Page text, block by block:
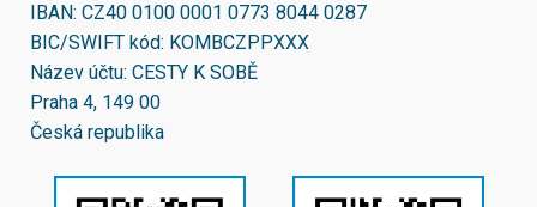
IBAN: CZ40 0100 0001 0773 8044 0287
BIC/SWIFT kód: KOMBCZPPXXX
Název účtu: CESTY K SOBĚ
Praha 4, 149 00
Česká republika